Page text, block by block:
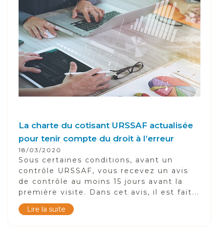
La charte du cotisant URSSAF actualisée
pour tenir compte du droit à l’erreur
18/03/2020
Sous certaines conditions, avant un
contrôle URSSAF, vous recevez un avis
de contrôle au moins 15 jours avant la
première visite. Dans cet avis, il est fait...
Lire la suite